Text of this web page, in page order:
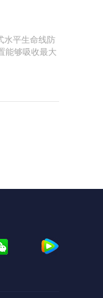
水平生命线防
能够吸收最大